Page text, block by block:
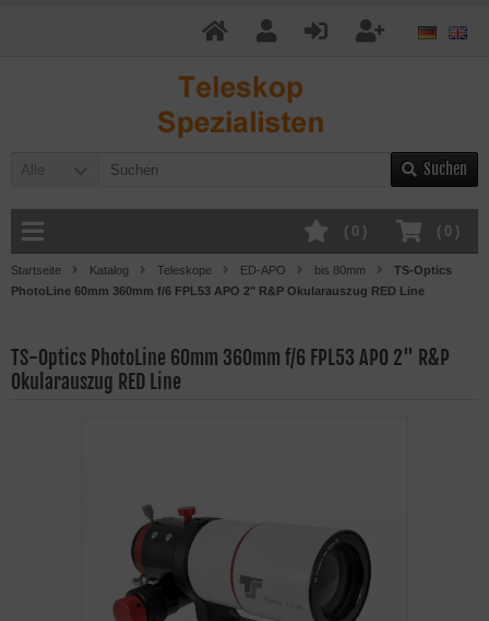
Alle Suchen
( 0 )
( 0 )
Startseite Katalog Teleskope ED-APO bis 80mm
TS-Optics
PhotoLine 60mm 360mm f/6 FPL53 APO 2" R&P Okularauszug RED Line
TS-Optics PhotoLine 60mm 360mm f/6 FPL53 APO 2" R&P
Okularauszug RED Line